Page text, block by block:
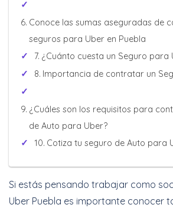
Cotizar Ahora
Conoce las sumas aseguradas de
seguros para Uber en Puebla
¿Cuánto cuesta un Seguro para
Importancia de contratar un
¿Cuáles son los requisitos para
de Auto para Uber?
Cotiza tu seguro de Auto para
Si estás pensando trabajar como
Uber Puebla es importante conocer